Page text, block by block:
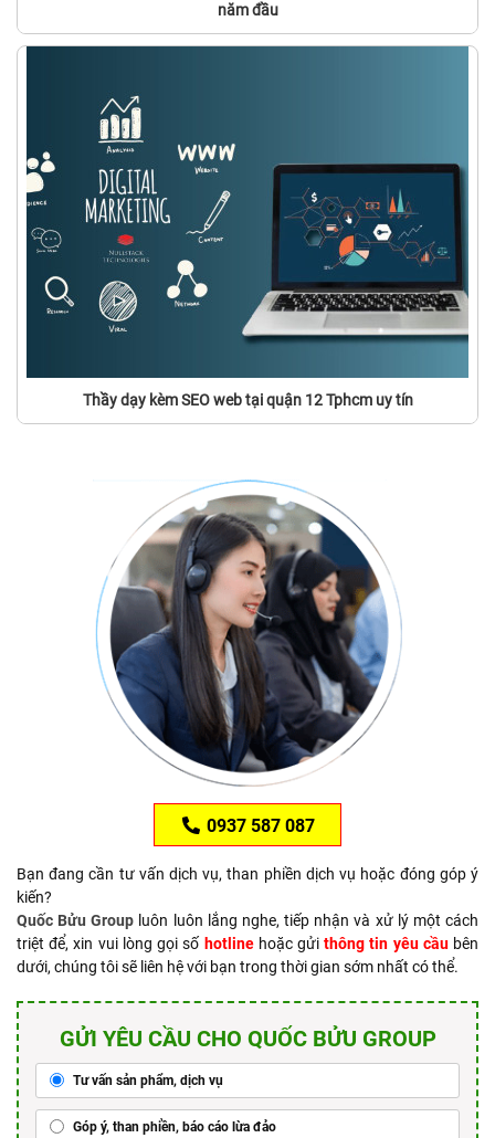
năm đầu
Thầy dạy kèm SEO web tại quận 12 Tphcm uy tín
0937 587 087
Bạn đang cần tư vấn dịch vụ, than phiền dịch vụ hoặc đóng góp ý
kiến?
Quốc Bửu Group luôn luôn lắng nghe, tiếp nhận và xử lý một cách
triệt để, xin vui lòng gọi số hotlinehoặc gửithông tin yêu cầubên
dưới, chúng tôi sẽ liên hệ với bạn trong thời gian sớm nhất có thể.
GỬI YÊU CẦU CHO QUỐC BỬU GROUP
Tư vấn sản phẩm, dịch vụ
Góp ý, than phiền, báo cáo lừa đảo